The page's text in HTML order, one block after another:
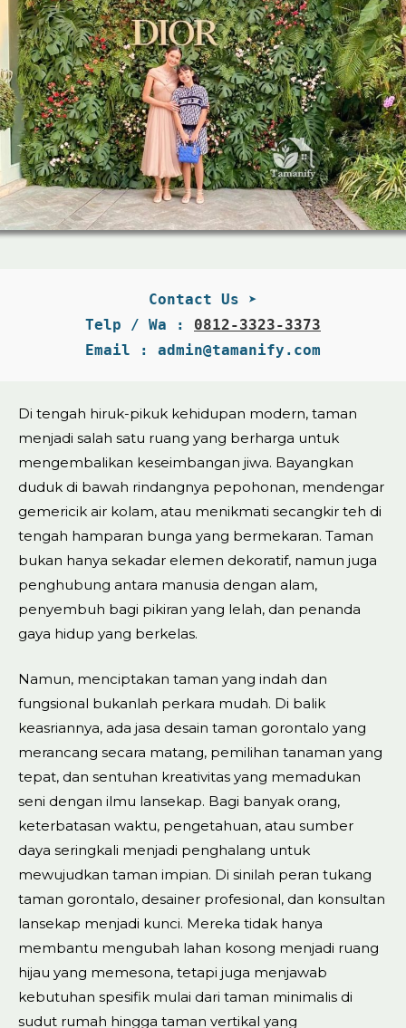
Contact Us ➤
Telp / Wa : 0812-3323-3373
Email : admin@tamanify.com
Di tengah hiruk-pikuk kehidupan modern, taman
menjadi salah satu ruang yang berharga untuk
mengembalikan keseimbangan jiwa. Bayangkan
duduk di bawah rindangnya pepohonan, mendengar
gemericik air kolam, atau menikmati secangkir teh di
tengah hamparan bunga yang bermekaran. Taman
bukan hanya sekadar elemen dekoratif, namun juga
penghubung antara manusia dengan alam,
penyembuh bagi pikiran yang lelah, dan penanda
gaya hidup yang berkelas.
Namun, menciptakan taman yang indah dan
fungsional bukanlah perkara mudah. Di balik
keasriannya, ada jasa desain taman gorontalo yang
merancang secara matang, pemilihan tanaman yang
tepat, dan sentuhan kreativitas yang memadukan
seni dengan ilmu lansekap. Bagi banyak orang,
keterbatasan waktu, pengetahuan, atau sumber
daya seringkali menjadi penghalang untuk
mewujudkan taman impian. Di sinilah peran tukang
taman gorontalo, desainer profesional, dan konsultan
lansekap menjadi kunci. Mereka tidak hanya
membantu mengubah lahan kosong menjadi ruang
hijau yang memesona, tetapi juga menjawab
kebutuhan spesifik mulai dari taman minimalis di
sudut rumah hingga taman vertikal yang